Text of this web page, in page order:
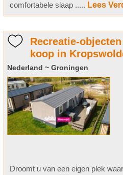
comfortabele slaap ..... Lees
Recreatie-
koop in
Nederland ~ Groningen
Droomt u van een eigen plek